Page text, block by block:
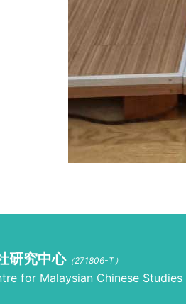
研究中心（271806-T）
for Malaysian Chinese Studies